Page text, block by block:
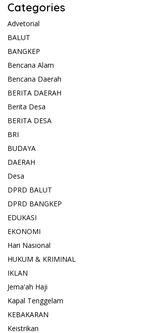
Categories
Advetorial
BALUT
BANGKEP
Bencana Alam
Bencana Daerah
BERITA DAERAH
Berita Desa
BERITA DESA
BRI
BUDAYA
DAERAH
Desa
DPRD BALUT
DPRD BANGKEP
EDUKASI
EKONOMI
Hari Nasional
HUKUM & KRIMINAL
IKLAN
Jema'ah Haji
Kapal Tenggelam
KEBAKARAN
Keistrikan